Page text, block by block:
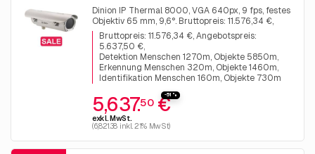
Dinion IP Thermal 8000, VGA 640px, 9 fps, festes
Objektiv 65 mm, 9,6°. Bruttopreis: 11.576,34 €,
Angebotspreis: 5.637,50 €
Bruttopreis: 11.576,34 €, Angebotspreis:
5.637,50 €
Detektion Menschen 1270m, Objekte 5850m
Erkennung Menschen 320m, Objekte 1460m
Identifikation Menschen 160m, Objekte 730m
-51%
5,637.50€
exkl. MwSt.
(6,821.38 inkl. 21% MwSt)